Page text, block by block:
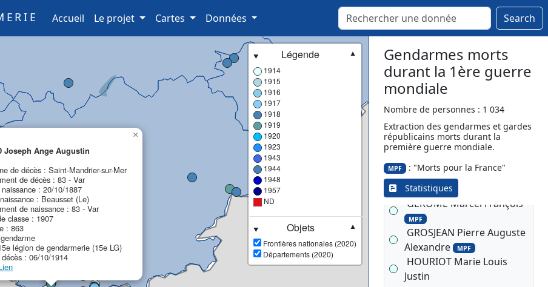
Accueil (current)
Le projet Cartes Données Search
Joseph Ange Augustin
de décès : Saint-Mandrier-sur-Mer
de décès : 83 - Var
: 20/10/1887
: Beausset (Le)
de naissance : 83 - Var
classe : 1907
: 863
légion de gendarmerie (15e LG)
: 06/10/1914
×
Légende
▼
1914
1915
1916
1917
1918
1919
1920
1923
1943
1944
1948
1957
ND
Objets
▼
Frontières nationales (2020)
Départements (2020)
Gendarmes morts
durant la 1ère guerre
mondiale
Nombre de personnes : 1 034
Extraction des gendarmes et gardes
républicains morts durant la
première guerre mondiale.
MPF : "Morts pour la France"
Statistiques
MPF
DUMAIL Léopold Raoul
DUTERTRE Eugène Louis
Auguste
MPF
ETIENNE Jean Idelphonse
FERE Léon
FIEURGANT Alexis Jean
Baptiste MPF
Alphonse
GAULT Louis Victor
GEROME Marcel François
MPF
GROSJEAN Pierre Auguste
Alexandre MPF
HOURIOT Marie Louis
Justin